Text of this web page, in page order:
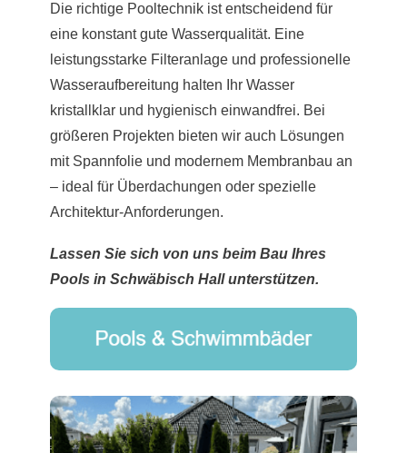
Die richtige Pooltechnik ist entscheidend für
eine konstant gute Wasserqualität. Eine
leistungsstarke Filteranlage und professionelle
Wasseraufbereitung halten Ihr Wasser
kristallklar und hygienisch einwandfrei. Bei
größeren Projekten bieten wir auch Lösungen
mit Spannfolie und modernem Membranbau an
– ideal für Überdachungen oder spezielle
Architektur-Anforderungen.
Lassen Sie sich von uns beim Bau Ihres
Pools in Schwäbisch Hall unterstützen.